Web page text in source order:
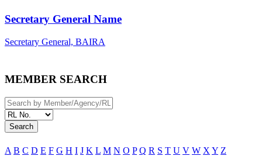
Secretary General Name
Secretary General, BAIRA
MEMBER SEARCH
Search
A B C D E F G H I J K L M N O P Q R S T U V W X Y Z